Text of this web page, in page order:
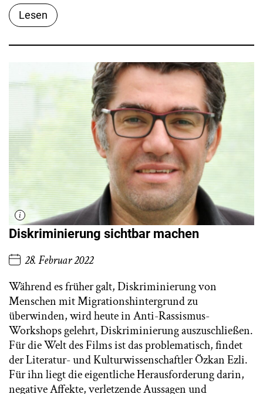
Lesen
Diskriminierung sichtbar machen
28. Februar 2022
Während es früher galt, Diskriminierung von
Menschen mit Migrationshintergrund zu
überwinden, wird heute in Anti-Rassismus-
Workshops gelehrt, Diskriminierung auszuschließen.
Für die Welt des Films ist das problematisch, findet
der Literatur- und Kulturwissenschaftler Özkan Ezli.
Für ihn liegt die eigentliche Herausforderung darin,
negative Affekte, verletzende Aussagen und